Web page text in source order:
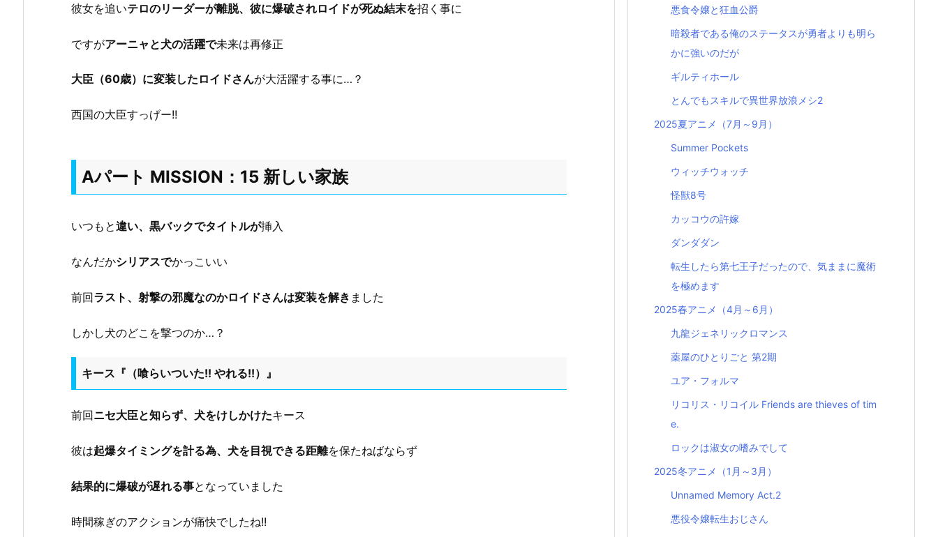
彼女を追いテロのリーダーが離脱、彼に爆破されロイドが死ぬ結末を招く事に
ですがアーニャと犬の活躍で未来は再修正
大臣（60歳）に変装したロイドさんが大活躍する事に…？
西国の大臣すっげー!!
Aパート MISSION：15 新しい家族
いつもと違い、黒バックでタイトルが挿入
なんだかシリアスでかっこいい
前回ラスト、射撃の邪魔なのかロイドさんは変装を解き ました
しかし犬のどこを撃つのか…？
キース『（喰らいついた!! やれる!!）』
前回ニセ大臣と知らず、犬をけしかけたキース
彼は起爆タイミングを計る為、犬を目視できる距離を保たねばならず
結果的に爆破が遅れる事となっていました
時間稼ぎのアクションが痛快でしたね!!
悪食令嬢と狂血公爵
暗殺者である俺のステータスが勇者よりも明ら
かに強いのだが
ギルティホール
とんでもスキルで異世界放浪メシ2
2025夏アニメ（7月～9月）
Summer Pockets
ウィッチウォッチ
怪獣8号
カッコウの許嫁
ダンダダン
転生したら第七王子だったので、気ままに魔術
を極めます
2025春アニメ（4月～6月）
九龍ジェネリックロマンス
薬屋のひとりごと 第2期
ユア・フォルマ
リコリス・リコイル Friends are thieves of tim
e.
ロックは淑女の嗜みでして
2025冬アニメ（1月～3月）
Unnamed Memory Act.2
悪役令嬢転生おじさん